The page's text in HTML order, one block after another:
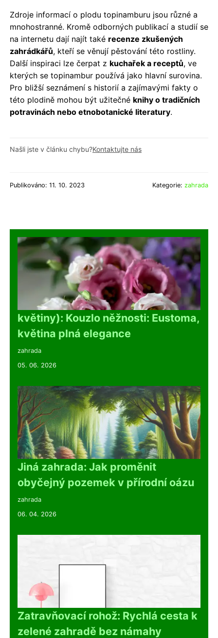
Zdroje informací o plodu topinamburu jsou různé a
mnohostranné. Kromě odborných publikací a studií se
na internetu dají najít také recenze zkušených
zahrádkářů, kteří se věnují pěstování této rostliny.
Další inspiraci lze čerpat z kuchařek a receptů, ve
kterých se topinambur používá jako hlavní surovina.
Pro bližší seznámení s historií a zajímavými fakty o
této plodině mohou být užitečné knihy o tradičních
potravinách nebo etnobotanické literatury.
Našli jste v článku chybu?Kontaktujte nás
Publikováno: 11. 10. 2023 Kategorie: zahrada
květiny): Kouzlo něžnosti: Eustoma,
květina plná elegance
zahrada
05. 06. 2026
Jiná zahrada: Jak proměnit
obyčejný pozemek v přírodní oázu
zahrada
06. 04. 2026
Zatravňovací rohož: Rychlá cesta k
zelené zahradě bez námahy